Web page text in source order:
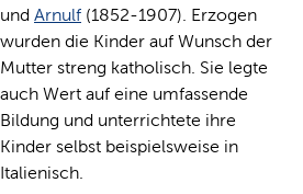
und Arnulf (1852-1907). Erzogen
wurden die Kinder auf Wunsch der
Mutter streng katholisch. Sie legte
auch Wert auf eine umfassende
Bildung und unterrichtete ihre
Kinder selbst beispielsweise in
Italienisch.